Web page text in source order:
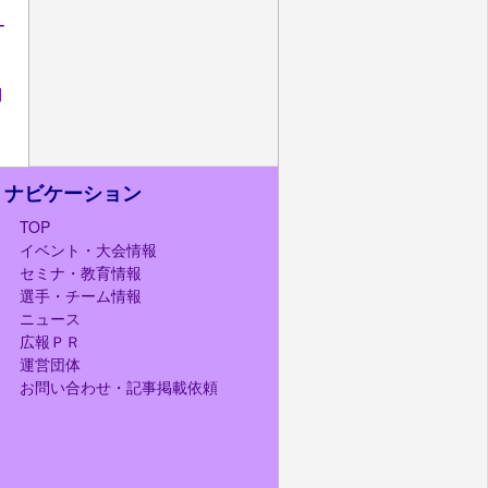
ナビケーション
TOP
イベント・大会情報
セミナ・教育情報
選手・チーム情報
ニュース
広報ＰＲ
運営団体
お問い合わせ・記事掲載依頼